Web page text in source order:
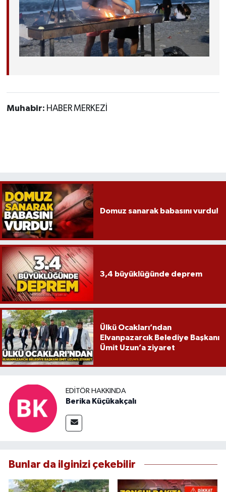
Muhabir: HABER MERKEZİ
Domuz sanarak babasını vurdu!
3,4 büyüklüğünde deprem
Ülkü Ocakları’ndan
Elvanpazarcık Belediye Başkanı
Ümit Uzun’a ziyaret
EDITÖR HAKKINDA
Berika Küçükakçalı
Bunlar da ilginizi çekebilir